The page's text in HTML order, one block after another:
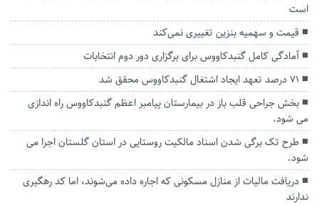
است
قیمت و سهمیه بنزین تغییری نمی‌کند
آمادگی کامل گنبدکاووس برای برگزاری دور دوم انتخابات
۷۱ درصد تعهد ایجاد اشتغال گنبدکاووس محقق شد
بخش جراحی قلب باز در بیمارستان پیامبر اعظم گنبدکاووس راه اندازی
می شود.
طرح تک برگی شدن اسناد مالکیت روستایی در استان گلستان اجرا می
شود.
دریافت مالیات از منازل مسکونی که اجاره داده می‌شوند، اما کد رهگیری
ندارند